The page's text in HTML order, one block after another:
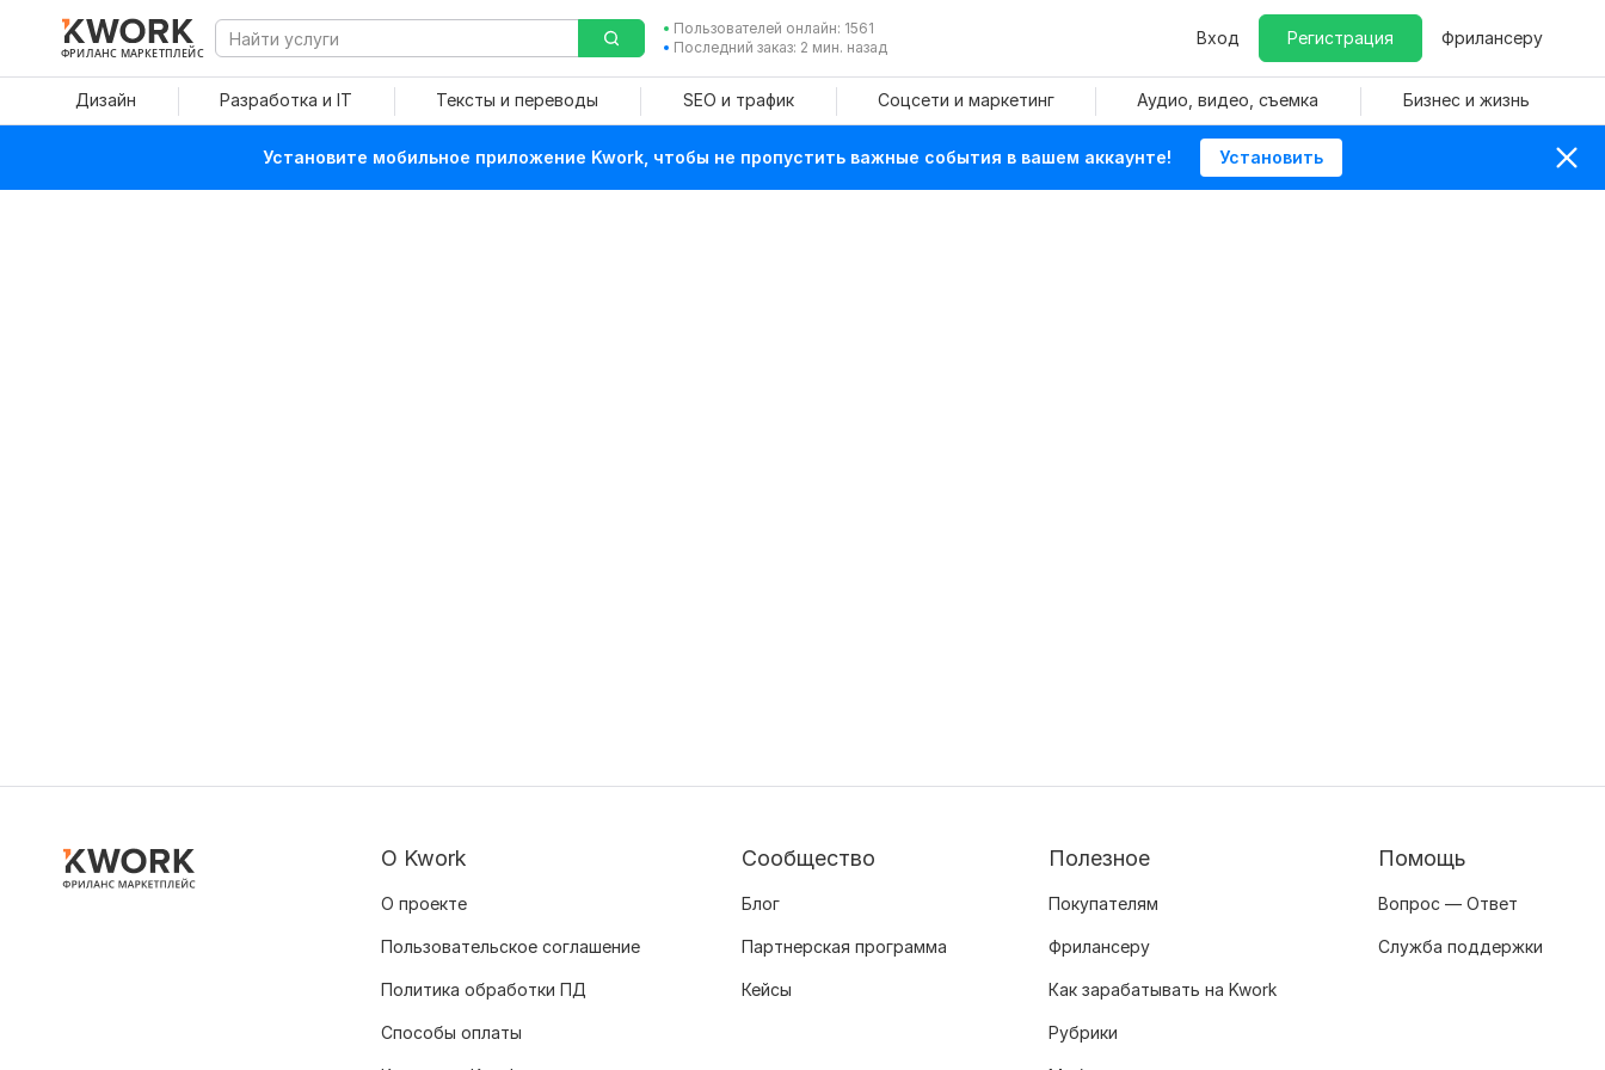
ФРИЛАНС МАРКЕТПЛЕЙС
Пользователей онлайн: 1561
Последний заказ: 2 мин. назад
Вход Регистрация Фрилансеру
Дизайн Разработка и IT Тексты и переводы SEO и трафик Соцсети и маркетинг Аудио, видео, съемка Бизнес и жизнь
Установите мобильное приложение Kwork, чтобы не пропустить важные события в вашем аккаунте! Установить
О Kwork
О проекте
Пользовательское соглашение
Политика обработки ПД
Способы оплаты
Сообщество
Блог
Партнерская программа
Кейсы
Полезное
Покупателям
Фрилансеру
Как зарабатывать на Kwork
Рубрики
Помощь
Вопрос — Ответ
Служба поддержки